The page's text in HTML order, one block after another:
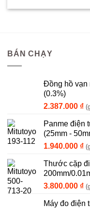
BÁN CHẠY
Đồng hồ vạn
(0.3%)
2.387.000 ₫
Panme điện
(25mm -
1.940.000 ₫
Thước cặp
200mm/
3.800.000 ₫
Máy đo điện